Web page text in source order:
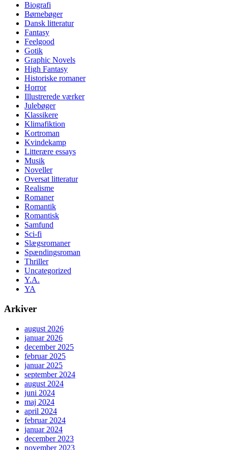
Biografi
Børnebøger
Dansk litteratur
Fantasy
Feelgood
Gotik
Graphic Novels
High Fantasy
Historiske romaner
Horror
Illustrerede værker
Julebøger
Klassikere
Klimafiktion
Kortroman
Kvindekamp
Litterære essays
Musik
Noveller
Oversat litteratur
Realisme
Romaner
Romantik
Romantisk
Samfund
Sci-fi
Slægsromaner
Spændingsroman
Thriller
Uncategorized
Y.A.
YA
Arkiver
august 2026
januar 2026
december 2025
februar 2025
januar 2025
september 2024
august 2024
juni 2024
maj 2024
april 2024
februar 2024
januar 2024
december 2023
november 2023